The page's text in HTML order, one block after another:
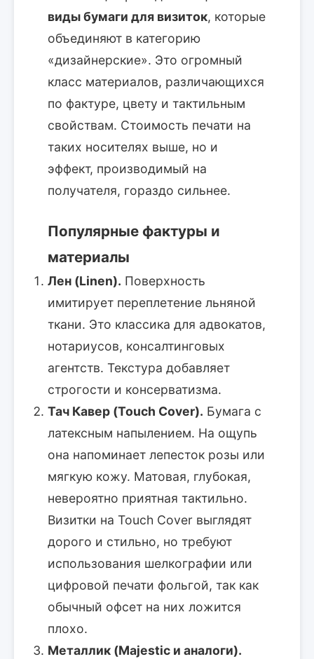
виды бумаги для визиток, которые
объединяют в категорию
«дизайнерские». Это огромный
класс материалов, различающихся
по фактуре, цвету и тактильным
свойствам. Стоимость печати на
таких носителях выше, но и
эффект, производимый на
получателя, гораздо сильнее.
Популярные фактуры и
материалы
Лен (Linen). Поверхность
имитирует переплетение льняной
ткани. Это классика для адвокатов,
нотариусов, консалтинговых
агентств. Текстура добавляет
строгости и консерватизма.
Тач Кавер (Touch Cover). Бумага с
латексным напылением. На ощупь
она напоминает лепесток розы или
мягкую кожу. Матовая, глубокая,
невероятно приятная тактильно.
Визитки на Touch Cover выглядят
дорого и стильно, но требуют
использования шелкографии или
цифровой печати фольгой, так как
обычный офсет на них ложится
плохо.
Металлик (Majestic и аналоги).